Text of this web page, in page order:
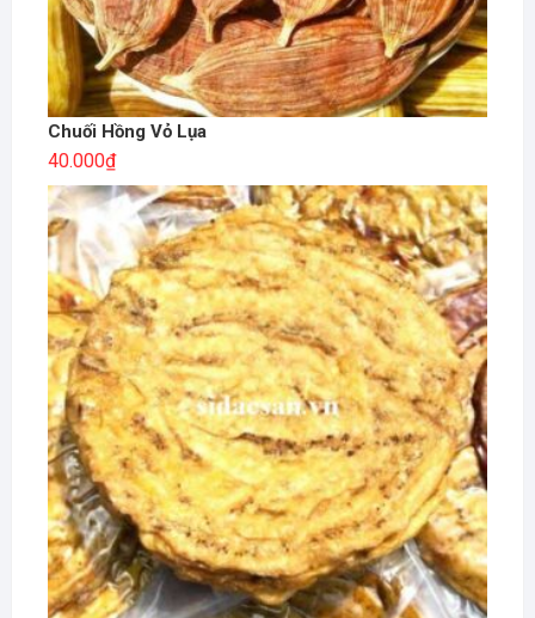
Chuối Hồng Vỏ Lụa
40.000₫